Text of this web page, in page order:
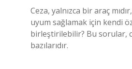
Ceza, yalnızca bir araç
uyum sağlamak için kendi
birleştirilebilir? Bu sorular,
bazılarıdır.